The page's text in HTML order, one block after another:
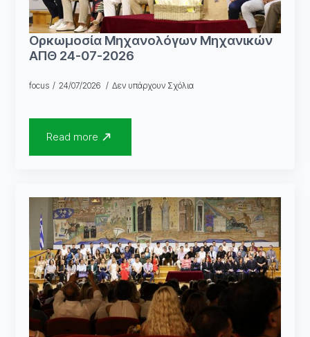
Ορκωμοσία Μηχανολόγων Μηχανικών
ΑΠΘ 24-07-2026
focus 24/07/2026 Δεν υπάρχουν Σχόλια
Read more